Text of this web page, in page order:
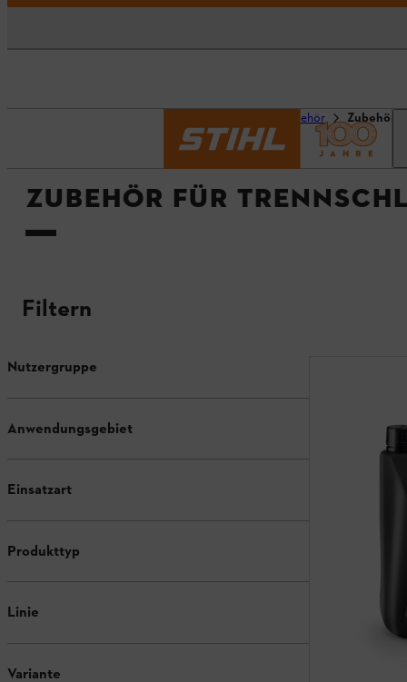
Produktzubehör Zubehör
ZUBEHÖR FÜR
Filtern
Nutzergruppe
Anwendungsgebiet
Einsatzart
Produkttyp
Linie
Variante